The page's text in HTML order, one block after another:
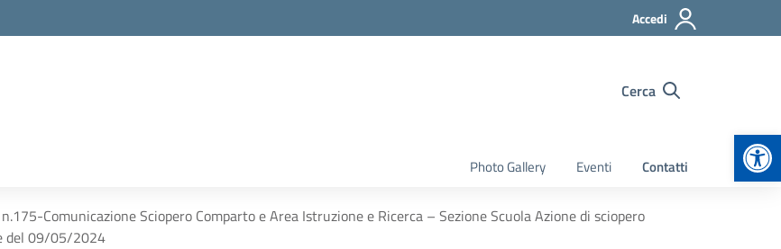
Accedi
Cerca
Photo Gallery Eventi Contatti
Comunicazione Sciopero Comparto e Area Istruzione e Ricerca – Sezione Scuola Azione di sciopero
del 09/05/2024